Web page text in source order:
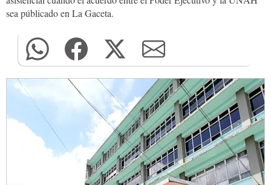
sea públicado en La Gaceta.